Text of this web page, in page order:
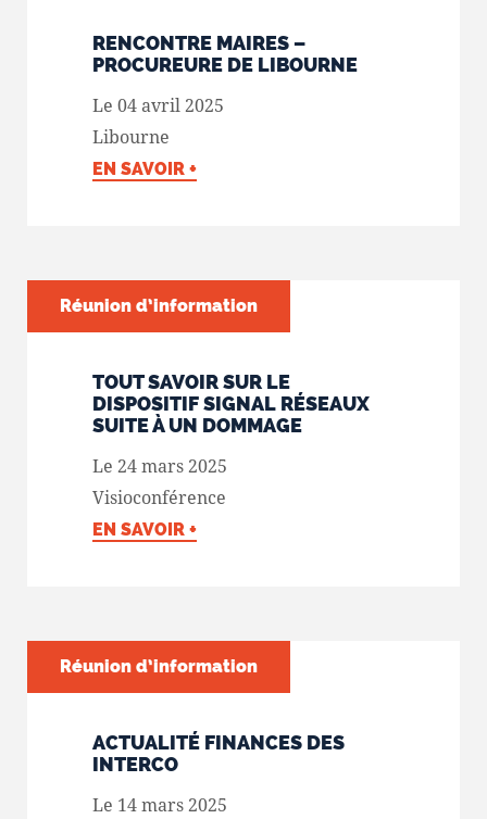
RENCONTRE MAIRES –
PROCUREURE DE LIBOURNE
Le 04 avril 2025
Libourne
EN SAVOIR +
TOUT SAVOIR SUR LE
DISPOSITIF SIGNAL RÉSEAUX
SUITE À UN DOMMAGE
Le 24 mars 2025
Visioconférence
EN SAVOIR +
Réunion d’information
ACTUALITÉ FINANCES DES
INTERCO
Le 14 mars 2025
Réunion d’information